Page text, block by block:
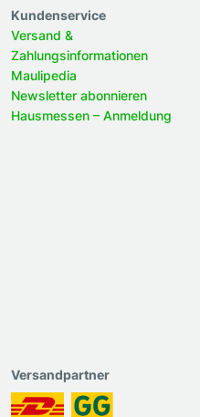
Kundenservice
Versand &
Zahlungsinformationen
Maulipedia
Newsletter abonnieren
Hausmessen – Anmeldung
Versandpartner